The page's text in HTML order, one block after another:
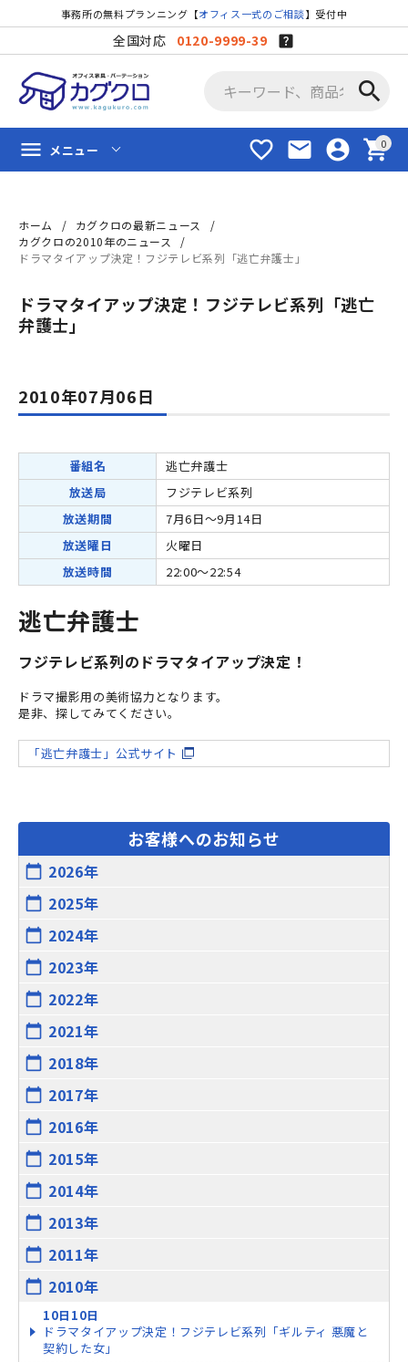
事務所の無料プランニング【オフィス一式のご相談】受付中
全国対応 0120-9999-39
search
favorite_border mail account_circle shopping_cart
menu メニュー
ホーム
カグクロの最新ニュース
カグクロの2010年のニュース
ドラマタイアップ決定！フジテレビ系列「逃亡弁護士」
ドラマタイアップ決定！フジテレビ系列「逃亡
弁護士」
2010年07月06日
番組名
逃亡弁護士
放送局
フジテレビ系列
放送期間
7月6日～9月14日
放送曜日
火曜日
放送時間
22:00～22:54
逃亡弁護士
フジテレビ系列のドラマタイアップ決定！
ドラマ撮影用の美術協力となります。
是非、探してみてください。
「逃亡弁護士」公式サイト
お客様へのお知らせ
calendar_today 2026年
calendar_today 2025年
calendar_today 2024年
calendar_today 2023年
calendar_today 2022年
calendar_today 2021年
calendar_today 2018年
calendar_today 2017年
calendar_today 2016年
calendar_today 2015年
calendar_today 2014年
calendar_today 2013年
calendar_today 2011年
calendar_today 2010年
10日10日
ドラマタイアップ決定！フジテレビ系列「ギルティ 悪魔と
契約した女」